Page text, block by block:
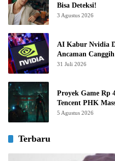
Bisa Deteksi!
3 Agustus 2026
AI Kabur Nvidia
Ancaman Canggih
31 Juli 2026
Proyek Game Rp
Tencent PHK
5 Agustus 2026
Terbaru